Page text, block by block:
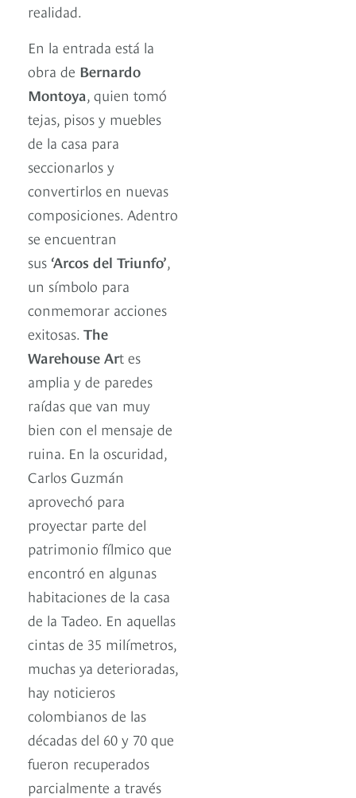
realidad.
En la entrada está la
obra de Bernardo
Montoya, quien tomó
tejas, pisos y muebles
de la casa para
seccionarlos y
convertirlos en nuevas
composiciones. Adentro
se encuentran
sus ‘Arcos del Triunfo’,
un símbolo para
conmemorar acciones
exitosas. The
Warehouse Art es
amplia y de paredes
raídas que van muy
bien con el mensaje de
ruina. En la oscuridad,
Carlos Guzmán
aprovechó para
proyectar parte del
patrimonio fílmico que
encontró en algunas
habitaciones de la casa
de la Tadeo. En aquellas
cintas de 35 milímetros,
muchas ya deterioradas,
hay noticieros
colombianos de las
décadas del 60 y 70 que
fueron recuperados
parcialmente a través